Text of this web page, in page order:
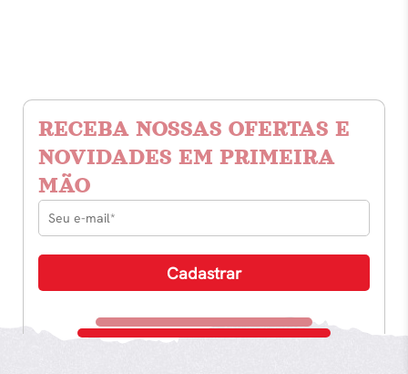
RECEBA NOSSAS OFERTAS E
NOVIDADES EM PRIMEIRA
MÃO